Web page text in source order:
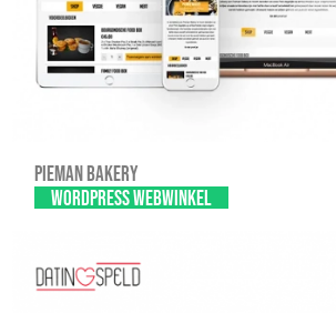
Pieman Bakery
WordPress webwinkel